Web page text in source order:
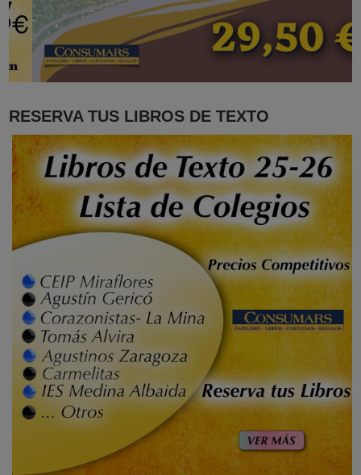
RESERVA TUS LIBROS DE TEXTO